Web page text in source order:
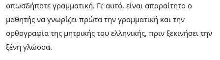
οπωσδήποτε γραμματική. Γι’ αυτό, είναι απαραίτητο ο
μαθητής να γνωρίζει πρώτα την γραμματική και την
ορθογραφία της μητρικής του ελληνικής, πριν ξεκινήσει την
ξένη γλώσσα.